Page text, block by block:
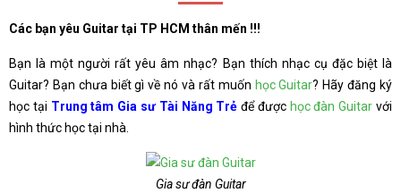
Các bạn yêu Guitar tại TP HCM thân mến !!!
Bạn là một người rất yêu âm nhạc? Bạn thích nhạc cụ đặc biệt là
Guitar? Bạn chưa biết gì về nó và rất muốn học Guitar? Hãy đăng ký
học tại Trung tâm Gia sư Tài Năng Trẻ để được học đàn Guitar với
hình thức học tại nhà.
Gia sư đàn Guitar